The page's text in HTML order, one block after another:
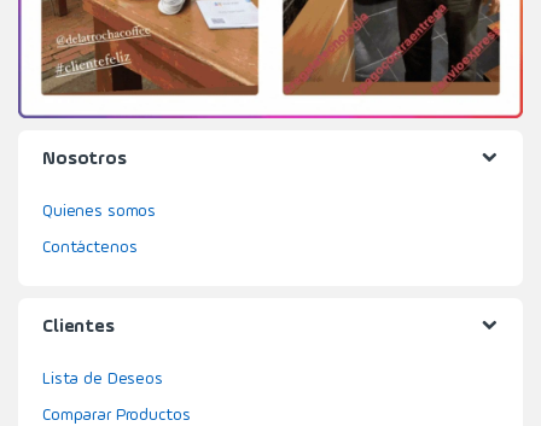
Nosotros
Quienes somos
Contáctenos
Clientes
Lista de Deseos
Comparar Productos